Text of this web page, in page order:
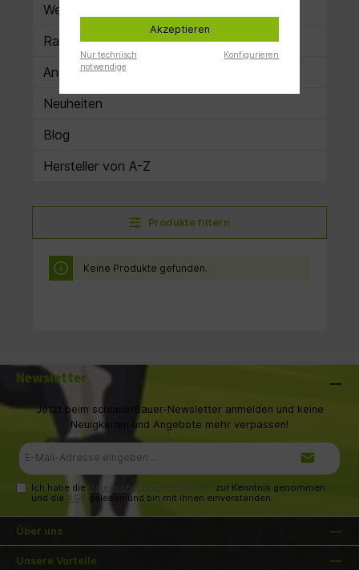
Weidezaun
Rasensamen
Angebote
Neuheiten
Blog
Hersteller von A-Z
Produkte filtern
Keine Produkte gefunden.
Newsletter
Jetzt beim schlauerBauer-Newsletter anmelden und keine
Neuigkeiten und Angebote mehr verpassen!
Mail-
Ich habe die Datenschutzbestimmungen zur Kenntnis genommen
und die AGB gelesen und bin mit ihnen einverstanden.
Über uns
Unsere Vorteile
Akzeptieren
Nur technisch
notwendige
Konfigurieren